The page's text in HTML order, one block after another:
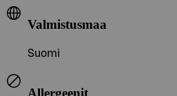
Valmistusmaa
Suomi
Allergeenit